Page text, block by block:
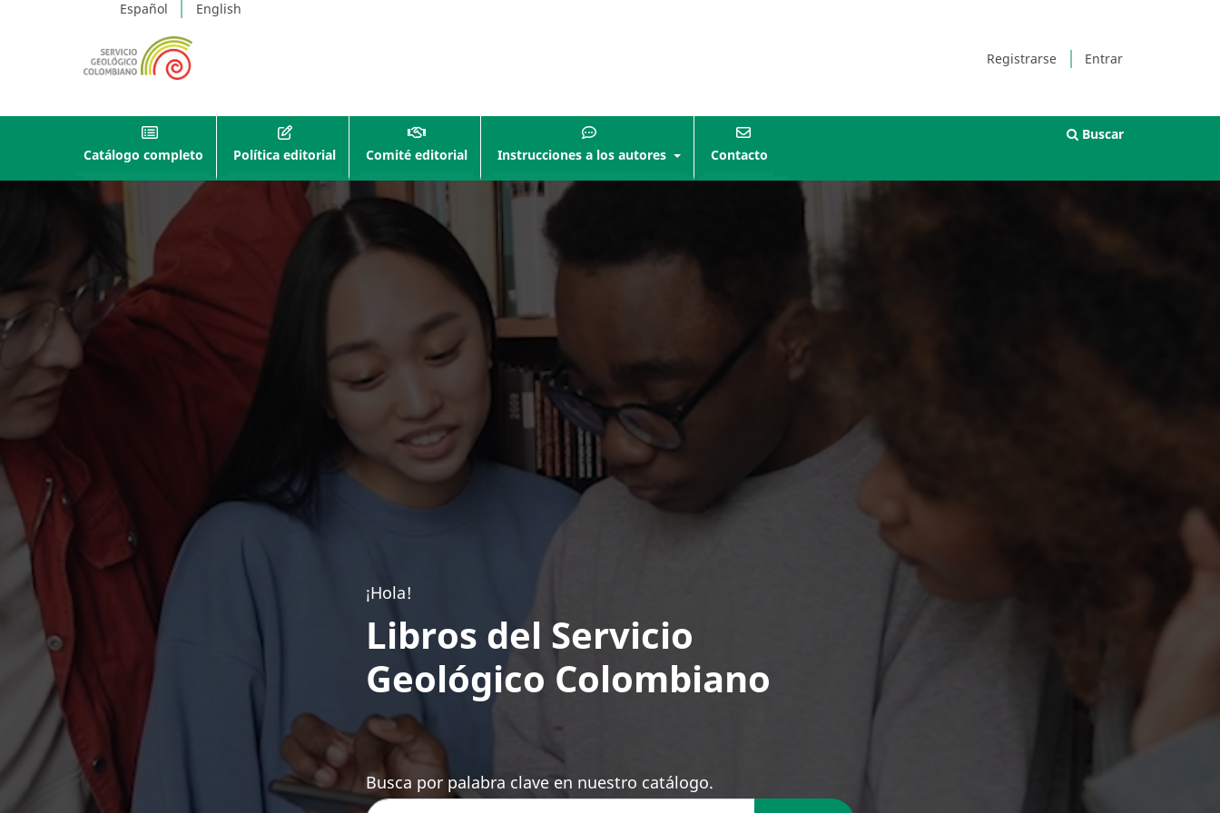
Español English
Registrarse Entrar
Catálogo completo Política editorial Comité editorial Instrucciones a los autores Contacto
Buscar
¡Hola!
Libros del Servicio
Geológico Colombiano
Busca por palabra clave en nuestro catálogo.